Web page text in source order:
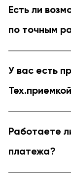
Есть ли
по точным
У вас есть
Работаете
платежа?